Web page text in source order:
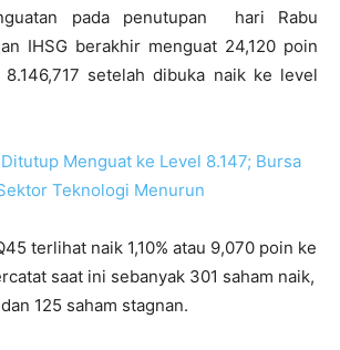
pada penutupan hari Rabu
IHSG berakhir menguat 24,120 poin
setelah dibuka naik ke level
Ditutup Menguat ke Level 8.147; Bursa
Teknologi Menurun
terlihat naik 1,10% atau 9,070 poin ke
saat ini sebanyak 301 saham naik,
125 saham stagnan.